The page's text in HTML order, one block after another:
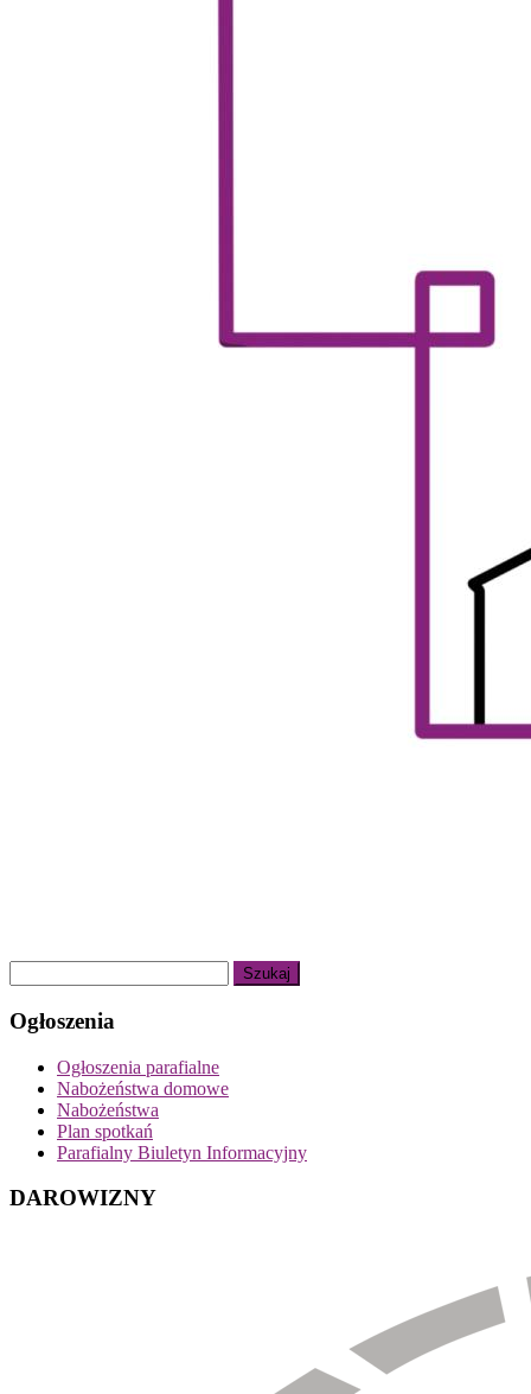
Ogłoszenia
Ogłoszenia parafialne
Nabożeństwa domowe
Nabożeństwa
Plan spotkań
Parafialny Biuletyn Informacyjny
DAROWIZNY